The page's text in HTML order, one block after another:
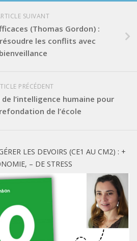
SUIVANT
(Thomas Gordon) :
les conflits avec
bienveillance
PRÉCÉDENT
l’intelligence humaine pour
de l’école
LES DEVOIRS (CE1 AU CM2) : +
– DE STRESS